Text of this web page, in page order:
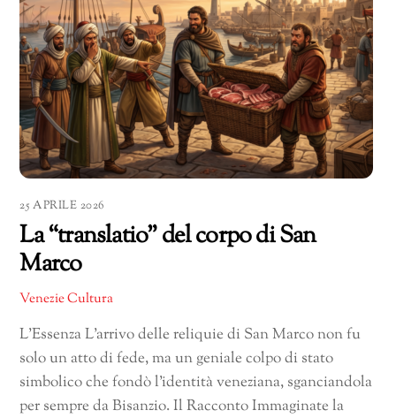
25 APRILE 2026
La “translatio” del corpo di San
Marco
Venezie Cultura
L’Essenza L’arrivo delle reliquie di San Marco non fu
solo un atto di fede, ma un geniale colpo di stato
simbolico che fondò l’identità veneziana, sganciandola
per sempre da Bisanzio. Il Racconto Immaginate la